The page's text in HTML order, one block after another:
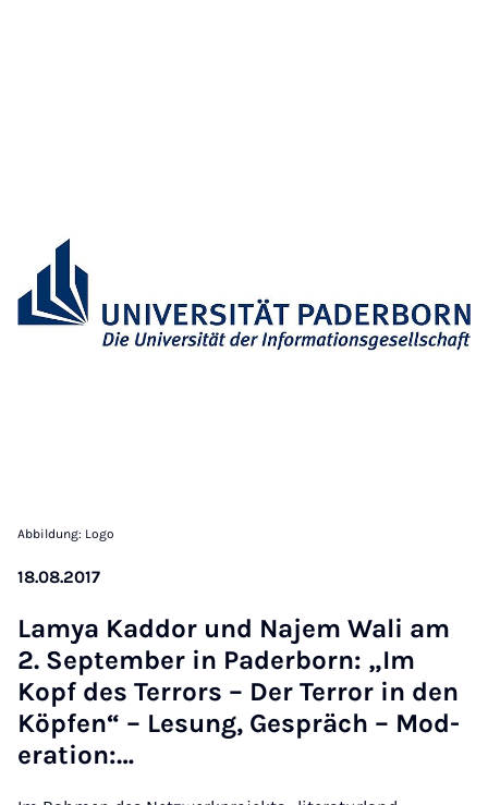
Abbildung: Logo
18.08.2017
Lamya Kaddor und Na­jem Wali am
2. Septem­ber in Pader­born: „Im
Kopf des Ter­rors – Der Ter­ror in den
Köp­fen“ – Le­sung, Ge­spräch – Mod­
er­a­tion:…